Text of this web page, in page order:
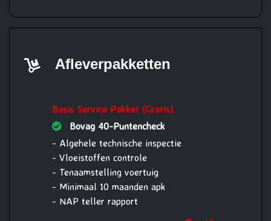
Afleverpakketten
Basis Service Pakket (Gratis)
Bovag 40-Puntencheck
- Algehele technische inspectie
- Vloeistoffen controle
- Tenaamstelling voertuig
- Minimaal 10 maanden apk
- NAP teller rapport